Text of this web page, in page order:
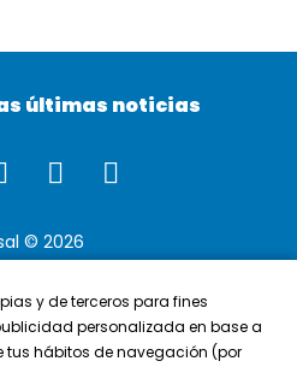
últimas noticias
© 2026
denuncias
de Privacidad
y de terceros para fines
personalizada en base a
tus hábitos de navegación (por